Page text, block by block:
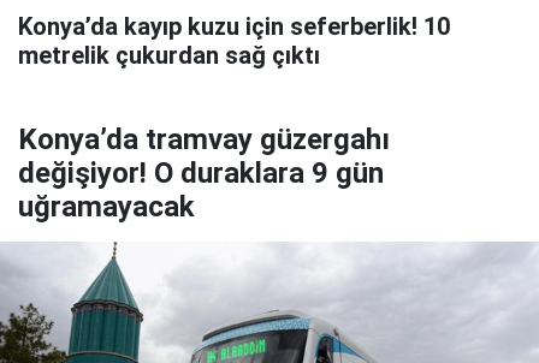
Konya’da kayıp kuzu için seferberlik! 10
metrelik çukurdan sağ çıktı
Konya’da tramvay güzergahı
değişiyor! O duraklara 9 gün
uğramayacak